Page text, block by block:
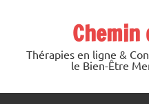
Chemin
Thérapies en ligne &
le Bien-Être